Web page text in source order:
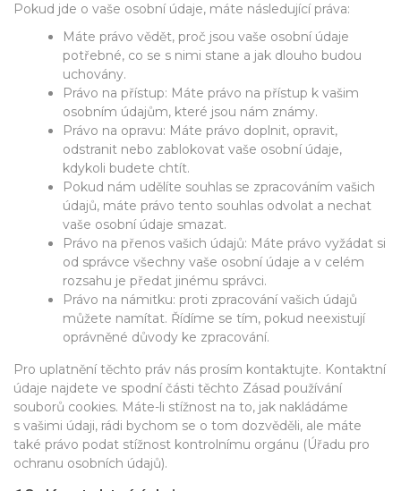
Pokud jde o vaše osobní údaje, máte následující práva:
Máte právo vědět, proč jsou vaše osobní údaje
potřebné, co se s nimi stane a jak dlouho budou
uchovány.
Právo na přístup: Máte právo na přístup k vašim
osobním údajům, které jsou nám známy.
Právo na opravu: Máte právo doplnit, opravit,
odstranit nebo zablokovat vaše osobní údaje,
kdykoli budete chtít.
Pokud nám udělíte souhlas se zpracováním vašich
údajů, máte právo tento souhlas odvolat a nechat
vaše osobní údaje smazat.
Právo na přenos vašich údajů: Máte právo vyžádat si
od správce všechny vaše osobní údaje a v celém
rozsahu je předat jinému správci.
Právo na námitku: proti zpracování vašich údajů
můžete namítat. Řídíme se tím, pokud neexistují
oprávněné důvody ke zpracování.
Pro uplatnění těchto práv nás prosím kontaktujte. Kontaktní
údaje najdete ve spodní části těchto Zásad používání
souborů cookies. Máte-li stížnost na to, jak nakládáme
s vašimi údaji, rádi bychom se o tom dozvěděli, ale máte
také právo podat stížnost kontrolnímu orgánu (Úřadu pro
ochranu osobních údajů).